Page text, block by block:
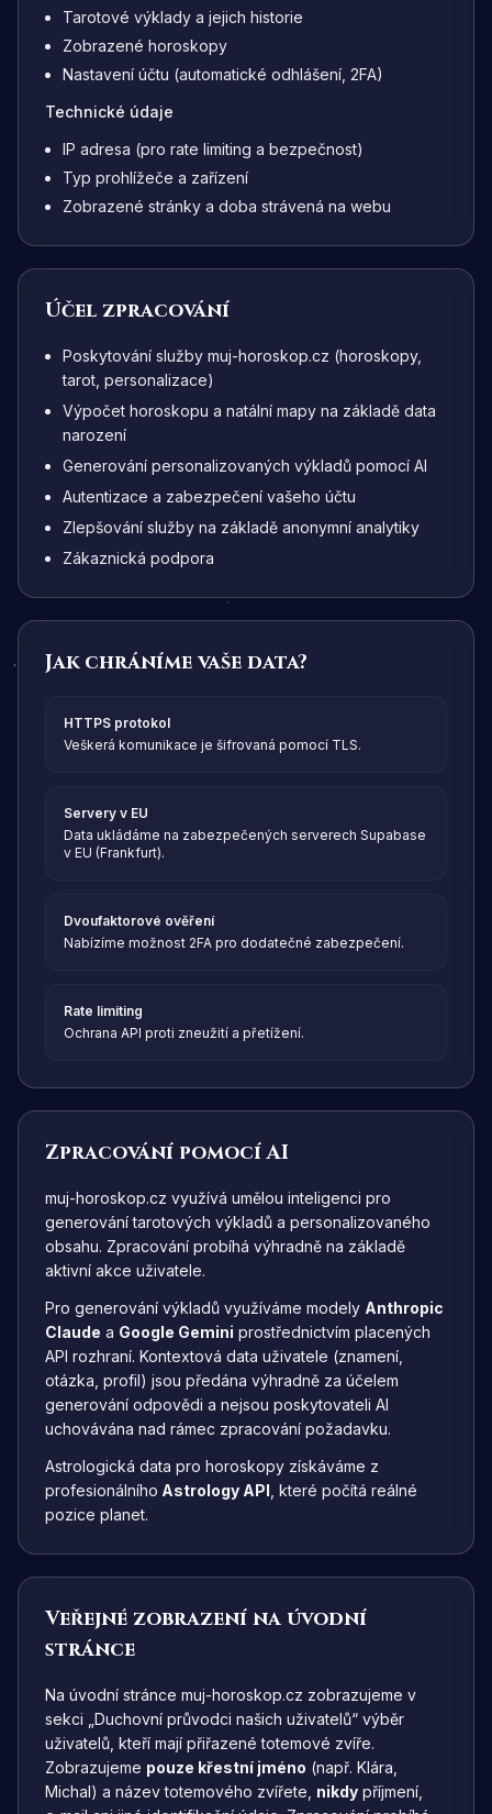
Tarotové výklady a jejich historie
Zobrazené horoskopy
Nastavení účtu (automatické odhlášení, 2FA)
Technické údaje
IP adresa (pro rate limiting a bezpečnost)
Typ prohlížeče a zařízení
Zobrazené stránky a doba strávená na webu
Účel zpracování
Poskytování služby muj-horoskop.cz (horoskopy,
tarot, personalizace)
Výpočet horoskopu a natální mapy na základě data
narození
Generování personalizovaných výkladů pomocí AI
Autentizace a zabezpečení vašeho účtu
Zlepšování služby na základě anonymní analytiky
Zákaznická podpora
Jak chráníme vaše data?
HTTPS protokol
Veškerá komunikace je šifrovaná pomocí TLS.
Servery v EU
Data ukládáme na zabezpečených serverech Supabase
v EU (Frankfurt).
Dvoufaktorové ověření
Nabízíme možnost 2FA pro dodatečné zabezpečení.
Rate limiting
Ochrana API proti zneužití a přetížení.
Zpracování pomocí AI
muj-horoskop.cz využívá umělou inteligenci pro
generování tarotových výkladů a personalizovaného
obsahu. Zpracování probíhá výhradně na základě
aktivní akce uživatele.
Pro generování výkladů využíváme modely Anthropic
Claude a Google Gemini prostřednictvím placených
API rozhraní. Kontextová data uživatele (znamení,
otázka, profil) jsou předána výhradně za účelem
generování odpovědi a nejsou poskytovateli AI
uchovávána nad rámec zpracování požadavku.
Astrologická data pro horoskopy získáváme z
profesionálního Astrology API , které počítá reálné
pozice planet.
Veřejné zobrazení na úvodní
stránce
Na úvodní stránce muj-horoskop.cz zobrazujeme v
sekci „Duchovní průvodci našich uživatelů“ výběr
uživatelů, kteří mají přiřazené totemové zvíře.
Zobrazujeme pouze křestní jméno (např. Klára,
Michal) a název totemového zvířete, nikdy příjmení,